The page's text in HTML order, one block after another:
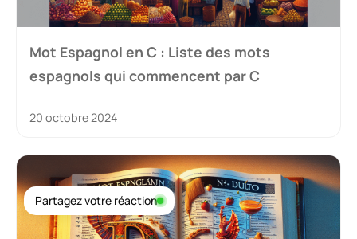
Mot Espagnol en C : Liste des mots
espagnols qui commencent par C
20 octobre 2024
Partagez votre réaction